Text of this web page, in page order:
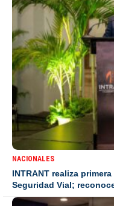
NACIONALES
INTRANT realiza
Seguridad Vial;